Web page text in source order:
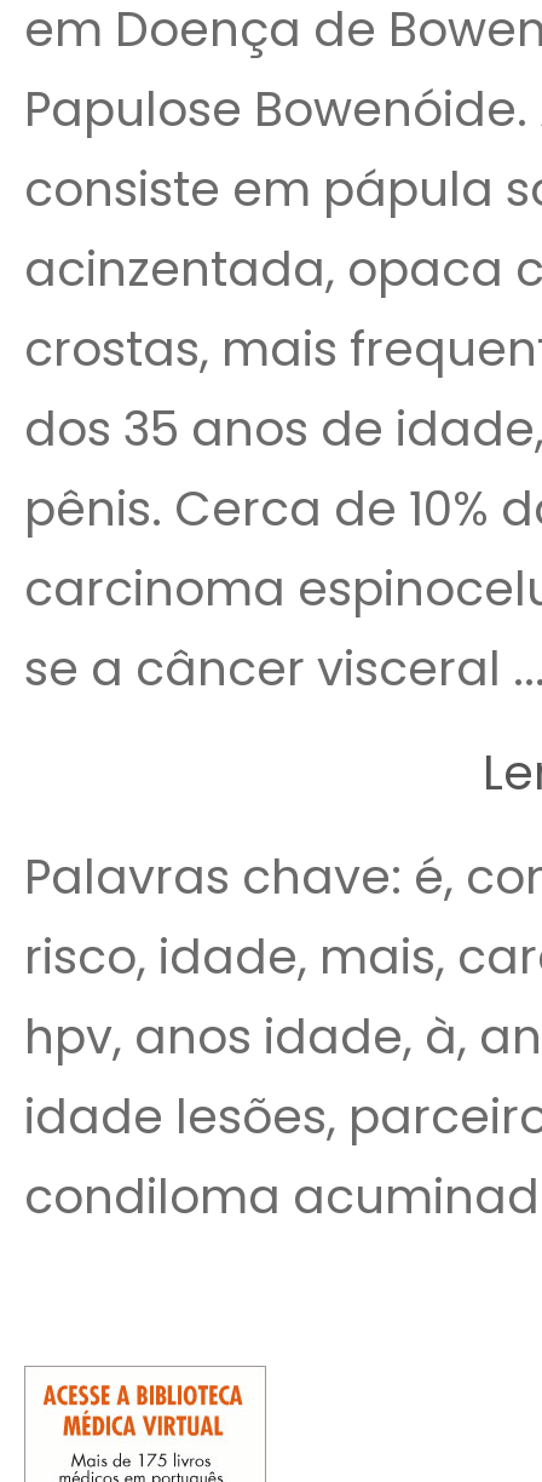
em Doença de
Papulose
consiste em pápula
acinzentada, opaca
crostas, mais
dos 35 anos de
pênis. Cerca de 10%
carcinoma
se a câncer visceral
Palavras chave: é,
risco, idade, mais,
hpv, anos idade, à,
idade lesões,
condiloma